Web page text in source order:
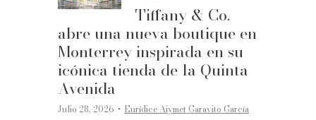
Tiffany & Co.
abre una nueva boutique en
Monterrey inspirada en su
icónica tienda de la Quinta
Avenida
Julio 28, 2026 ·Eurídice Aiymet Garavito García